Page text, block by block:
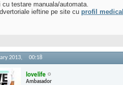
cu testare manuala/automata.
ieftine pe site cu profil medical
2013, 00:18
lovelife
Ambasador